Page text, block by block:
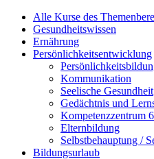
Alle Kurse des
Gesundheitswissen
Ernährung
Persönlichkeitsentwicklung
Kommunikation
Seelische Gesundheit
Gedächtnis und
Kompetenzzentrum
Elternbildung
Selbstbehauptung /
Bildungsurlaub